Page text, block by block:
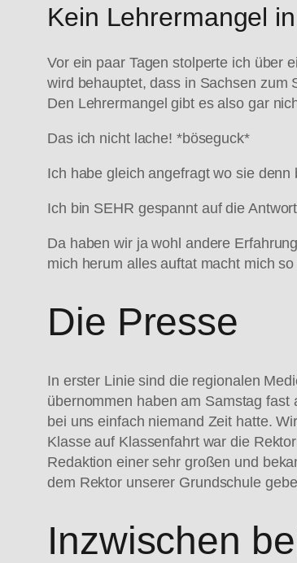
Kein Lehrermangel
Vor ein paar Tagen stolperte ich über
wird behauptet, dass in Sachsen zum
Den Lehrermangel gibt es also gar
Das ich nicht lache! *böseguck*
Ich habe gleich angefragt wo sie
Ich bin SEHR gespannt auf die
Da haben wir ja wohl andere
mich herum alles auftat macht mich
Die Presse
In erster Linie sind die regionalen
übernommen haben am Samstag
bei uns einfach niemand Zeit hatte.
Klasse auf Klassenfahrt war die
Redaktion einer sehr großen und
dem Rektor unserer Grundschule
Inzwischen